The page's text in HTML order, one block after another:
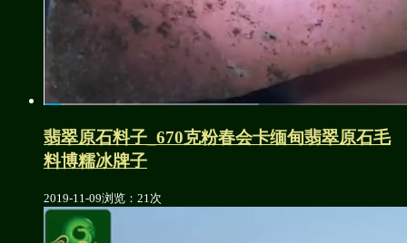
翡翠原石料子_670克粉春会卡缅甸翡翠原石毛
料博糯冰牌子
2019-11-09浏览：21次